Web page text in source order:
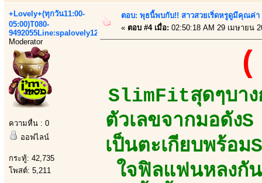
+Lovely+(ทุกวัน11:00-
05:00)T080-
9492055Line:spalovely123
Moderator
ความหื่น : 0
ออฟไลน์
กระทู้: 42,735
โพสต์: 5,211
ตอบ: พุธนี้พบกับ!! สาวสวยเริ่ดหรูดูมีคุณค่า
« ตอบ #4 เมื่อ: 02:50:18 AM 29 เมษายน
SlimFitสุดๆบาง
ตัวเลขจากมอดั
เป็นตะเกียบพร้อ
ใจฟิลแฟนหลง